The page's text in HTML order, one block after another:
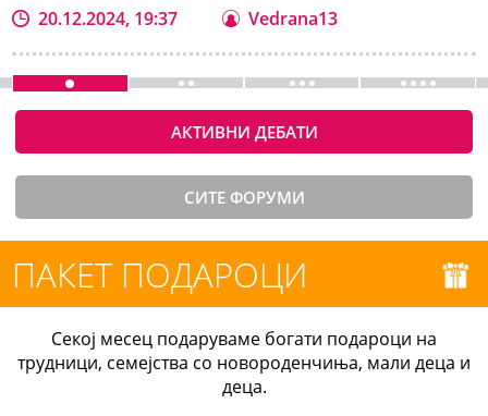
20.12.2024, 19:37 Vedrana13
АКТИВНИ ДЕБАТИ
СИТЕ ФОРУМИ
ПАКЕТ ПОДАРОЦИ
Секој месец подаруваме богати подароци на
трудници, семејства со новороденчиња, мали деца и
деца.